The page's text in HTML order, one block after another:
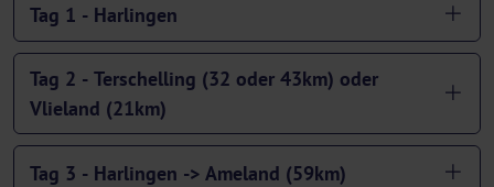
Tag 1 - Harlingen
Tag 2 - Terschelling (32 oder 43km) oder
Vlieland (21km)
Tag 3 - Harlingen -> Ameland (59km)